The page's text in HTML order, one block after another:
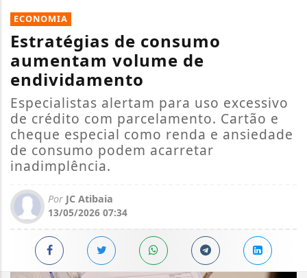
ECONOMIA
Estratégias de consumo
aumentam volume de
endividamento
Especialistas alertam para uso excessivo
de crédito com parcelamento. Cartão e
cheque especial como renda e ansiedade
de consumo podem acarretar
inadimplência.
Por JC Atibaia
13/05/2026 07:34